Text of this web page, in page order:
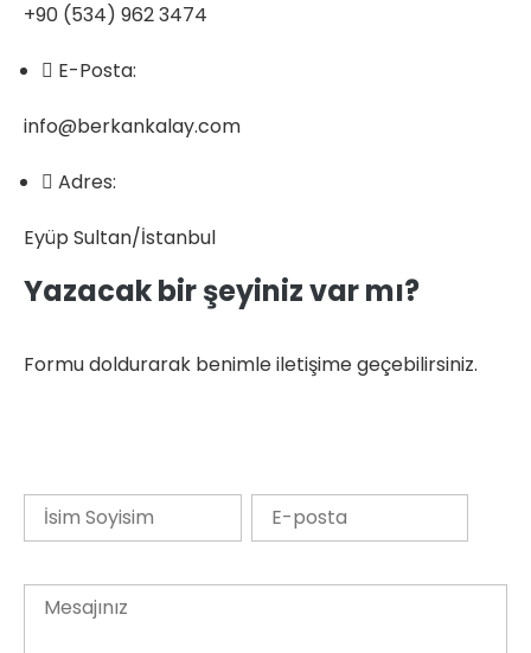
+90 (534) 962 3474
E-Posta:
info@berkankalay.com
Adres:
Eyüp Sultan/İstanbul
Yazacak bir şeyiniz var mı?
Formu doldurarak benimle iletişime geçebilirsiniz.